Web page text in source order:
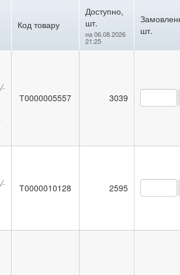
Код товару
Доступно,
шт.
на 06.08.2026
21:25
шт.
Т0000005557 3039
Т0000010128 2595